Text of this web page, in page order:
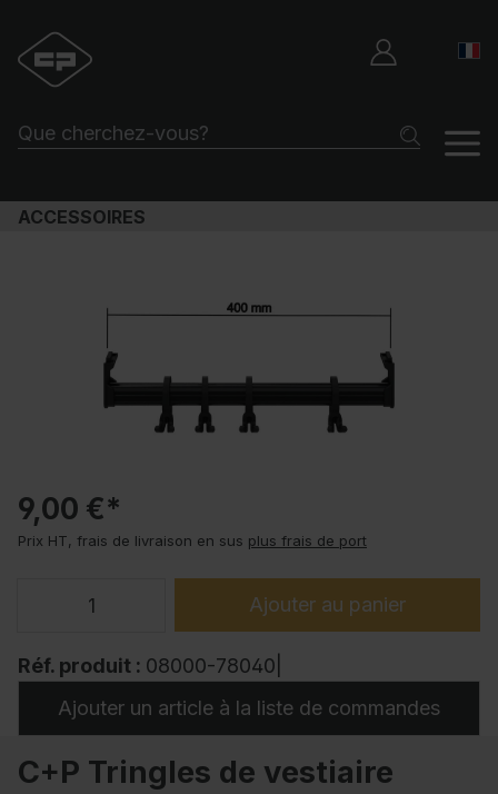
ACCESSOIRES
9,00 €*
Prix HT, frais de livraison en sus plus frais de port
Ajouter au panier
Réf. produit : 08000-78040|
Ajouter un article à la liste de commandes
C+P Tringles de vestiaire